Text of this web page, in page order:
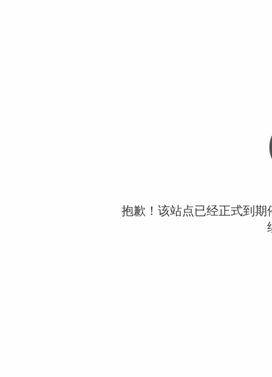
抱歉！该站点已经正式到